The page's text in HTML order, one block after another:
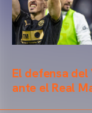
El defensa
ante el Real